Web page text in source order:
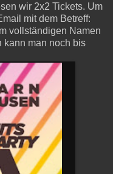
wir 2x2 Tickets. Um
mit dem Betreff:
vollständigen Namen
kann man noch bis